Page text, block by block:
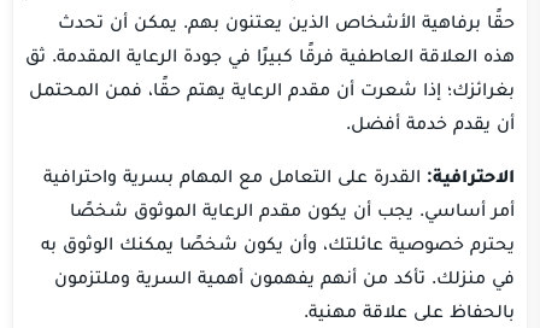
حقًا برفاهية الأشخاص الذين يعتنون بهم. يمكن أن تحدث
هذه العلاقة العاطفية فرقًا كبيرًا في جودة الرعاية المقدمة. ثق
بغرائزك؛ إذا شعرت أن مقدم الرعاية يهتم حقًا، فمن المحتمل
أن يقدم خدمة أفضل.
الاحترافية: القدرة على التعامل مع المهام بسرية واحترافية
أمر أساسي. يجب أن يكون مقدم الرعاية الموثوق شخصًا
يحترم خصوصية عائلتك، وأن يكون شخصًا يمكنك الوثوق به
في منزلك. تأكد من أنهم يفهمون أهمية السرية وملتزمون
بالحفاظ على علاقة مهنية.